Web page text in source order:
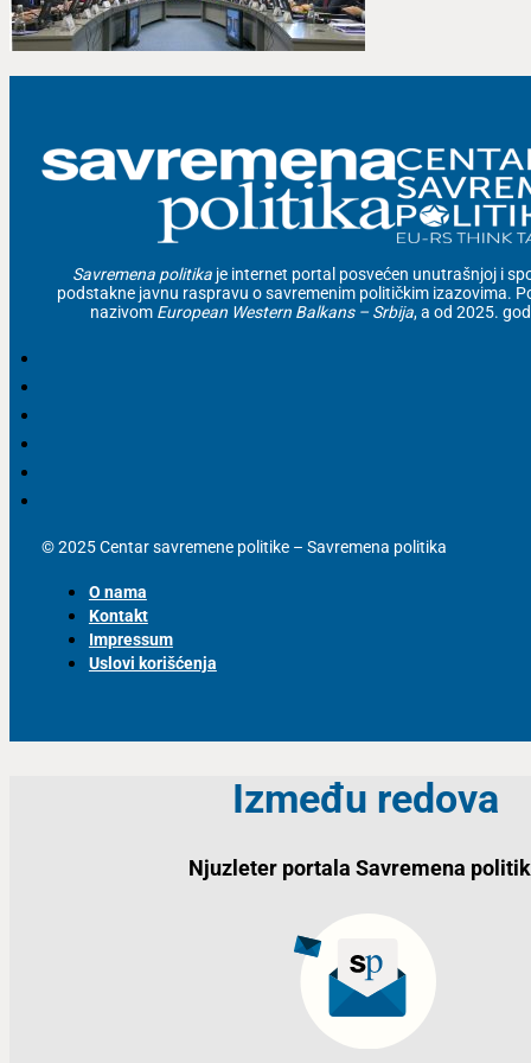
Savremena politika je internet portal posvećen unutrašnjoj i
podstakne javnu raspravu o savremenim političkim izazovima.
nazivom European Western Balkans – Srbija, a od 2025.
© 2025 Centar savremene politike – Savremena politika
O nama
Kontakt
Impressum
Uslovi korišćenja
Između redova
Njuzleter portala Savremena